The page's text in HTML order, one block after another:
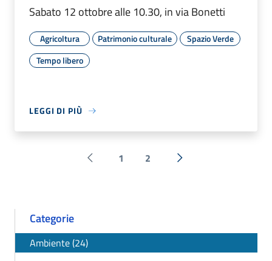
Sabato 12 ottobre alle 10.30, in via Bonetti
Agricoltura Patrimonio culturale
Spazio Verde
Tempo libero
LEGGI DI PIÙ
Pagina precedente
1 2 Successiva »
Categorie
Ambiente (24)